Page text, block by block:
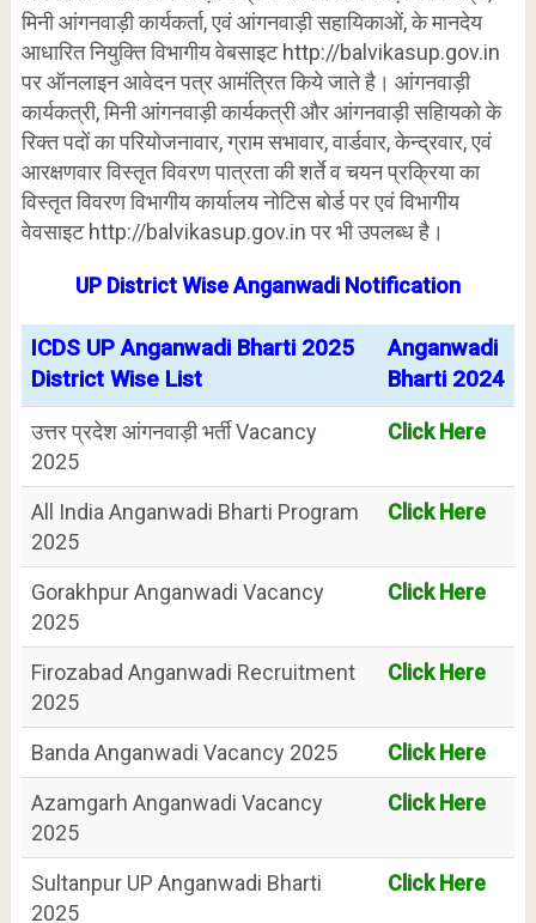
मिनी आंगनवाड़ी कार्यकर्ता, एवं आंगनवाड़ी सहायिकाओं, के मानदेय
आधारित नियुक्ति विभागीय वेबसाइट http://balvikasup.gov.in
पर ऑनलाइन आवेदन पत्र आमंत्रित किये जाते है। आंगनवाड़ी
कार्यकत्री, मिनी आंगनवाड़ी कार्यकत्री और आंगनवाड़ी सहाियको के
रिक्त पदों का परियोजनावार, ग्राम सभावार, वार्डवार, केन्द्रवार, एवं
आरक्षणवार विस्तृत विवरण पात्रता की शर्ते व चयन प्रक्रिया का
विस्तृत विवरण विभागीय कार्यालय नोटिस बोर्ड पर एवं विभागीय
वेवसाइट http://balvikasup.gov.in पर भी उपलब्ध है।
UP District Wise Anganwadi Notification
ICDS UP Anganwadi Bharti 2025
District Wise List
Anganwadi
Bharti 2024
उत्तर प्रदेश आंगनवाड़ी भर्ती Vacancy
2025
Click Here
All India Anganwadi Bharti Program
2025
Click Here
Gorakhpur Anganwadi Vacancy
2025
Click Here
Firozabad Anganwadi Recruitment
2025
Click Here
Banda Anganwadi Vacancy 2025
Click Here
Azamgarh Anganwadi Vacancy
2025
Click Here
Sultanpur UP Anganwadi Bharti
2025
Click Here